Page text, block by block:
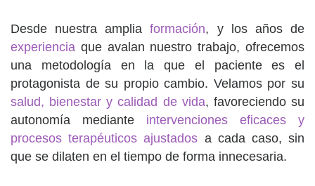
Desde nuestra ampliaformación, y los años de
experiencia que avalan nuestro trabajo, ofrecemos
una metodología en la que el paciente es el
protagonista de su propio cambio. Velamos por su
salud, bienestar y calidad de vida, favoreciendo su
autonomía mediante intervenciones eficaces y
procesos terapéuticos ajustados a cada caso, sin
que se dilaten en el tiempo de forma innecesaria.